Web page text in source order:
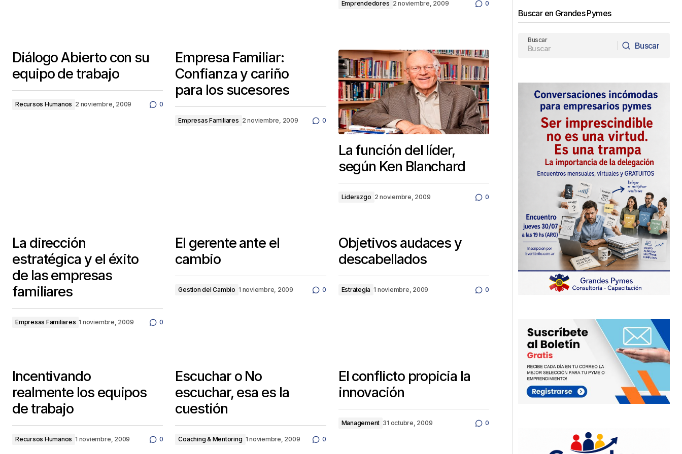
Emprendedores 2 noviembre, 2009 0
Diálogo Abierto con su
equipo de trabajo
Recursos Humanos 2 noviembre, 2009 0
Empresa Familiar:
Confianza y cariño
para los sucesores
Empresas Familiares 2 noviembre, 2009 0
La función del líder,
según Ken Blanchard
Liderazgo 2 noviembre, 2009 0
La dirección
estratégica y el éxito
de las empresas
familiares
Empresas Familiares 1 noviembre, 2009 0
El gerente ante el
cambio
Gestion del Cambio 1 noviembre, 2009 0
Objetivos audaces y
descabellados
Estrategia 1 noviembre, 2009 0
Incentivando
realmente los equipos
de trabajo
Recursos Humanos 1 noviembre, 2009 0
Escuchar o No
escuchar, esa es la
cuestión
Coaching & Mentoring 1 noviembre, 2009 0
El conflicto propicia la
innovación
Management 31 octubre, 2009 0
Buscar en Grandes Pymes
Buscar
Buscar